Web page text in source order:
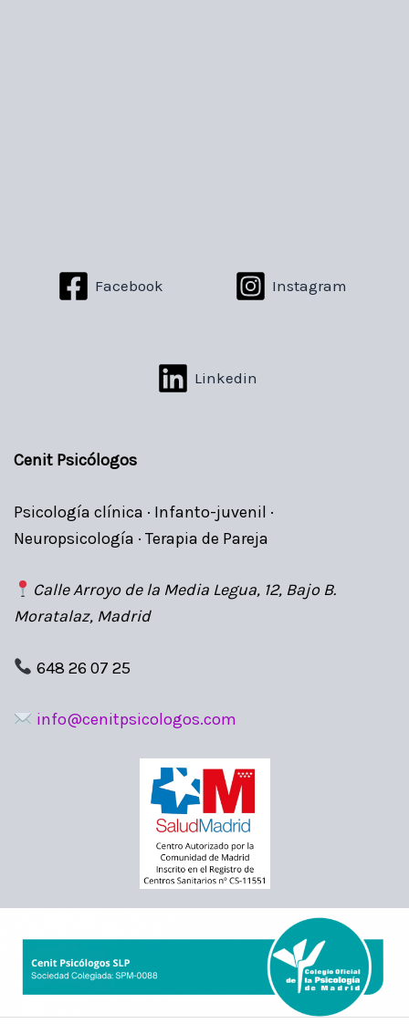
Facebook Instagram
Linkedin
Cenit Psicólogos
Psicología clínica · Infanto-juvenil ·
Neuropsicología · Terapia de Pareja
Calle Arroyo de la Media Legua, 12, Bajo B.
Moratalaz, Madrid
648 26 07 25
info@cenitpsicologos.com